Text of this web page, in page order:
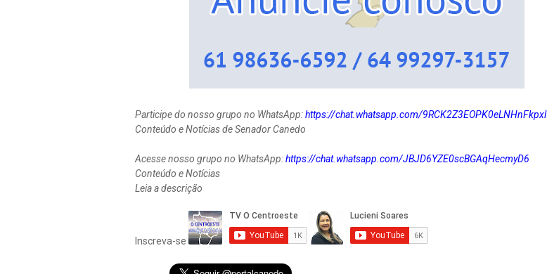
Participe do nosso grupo no WhatsApp:https://chat.whatsapp.com/9RCK2Z3EOPK0eLNHnFkpxl
Conteúdo e Notícias de Senador Canedo
Acesse nosso grupo no WhatsApp:https://chat.whatsapp.com/JBJD6YZE0scBGAqHecmyD6
Conteúdo e Notícias
Leia a descrição
Inscreva-se